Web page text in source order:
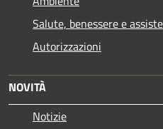
Salute, benessere e
Autorizzazioni
NOVITÀ
Notizie